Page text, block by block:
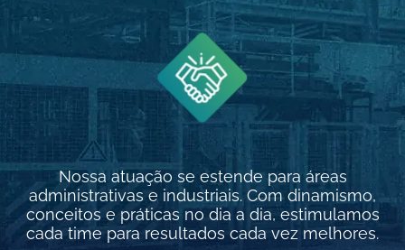
Nossa atuação se estende para áreas
administrativas e industriais. Com dinamismo,
conceitos e práticas no dia a dia, estimulamos
cada time para resultados cada vez melhores.